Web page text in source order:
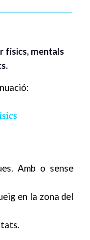
físics, mentals
Amb o sense
en la zona del